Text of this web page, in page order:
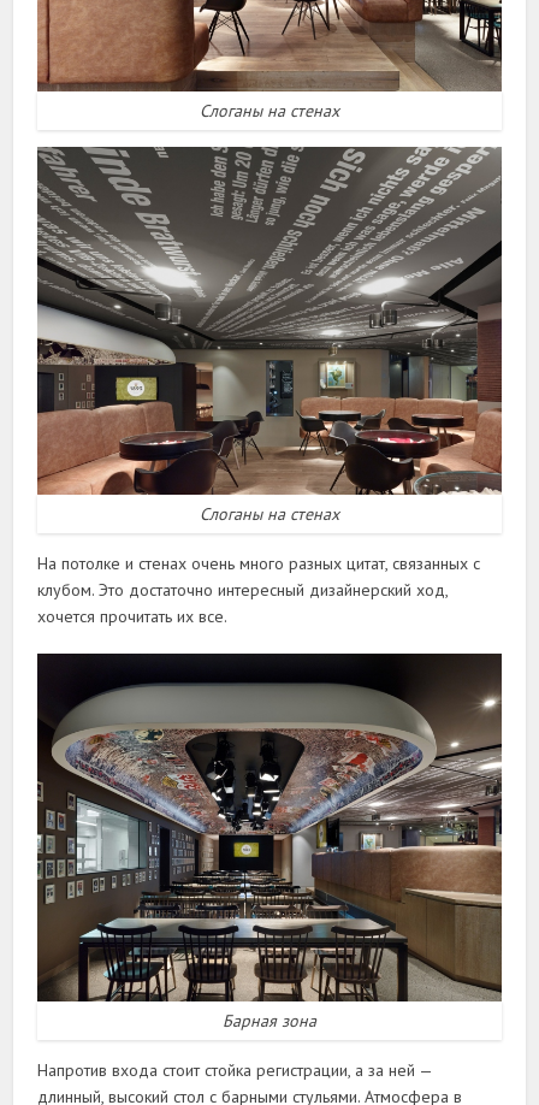
Слоганы на стенах
Слоганы на стенах
На потолке и стенах очень много разных цитат, связанных с
клубом. Это достаточно интересный дизайнерский ход,
хочется прочитать их все.
Барная зона
Напротив входа стоит стойка регистрации, а за ней —
длинный, высокий стол с барными стульями. Атмосфера в